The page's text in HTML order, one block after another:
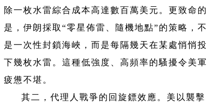
除一枚水雷綜合成本高達數百萬美元。更致命的
是，伊朗採取“零星佈雷、隨機地點”的策略，不
是一次性封鎖海峽，而是每隔幾天在某處悄悄投
下幾枚水雷。這種低強度、高頻率的騷擾令美軍
疲憊不堪。
其二，代理人戰爭的回旋鏢效應。美以襲擊